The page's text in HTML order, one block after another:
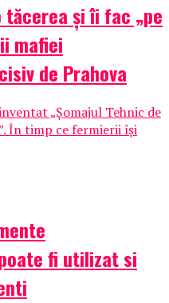
și îi fac „pe
mafiei
de Prahova
„Șomajul Tehnic de
În timp ce fermierii își
fi utilizat si